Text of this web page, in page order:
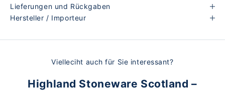
Lieferungen und Rückgaben
Hersteller / Importeur
Vielleciht auch für Sie interessant?
Highland Stoneware Scotland –